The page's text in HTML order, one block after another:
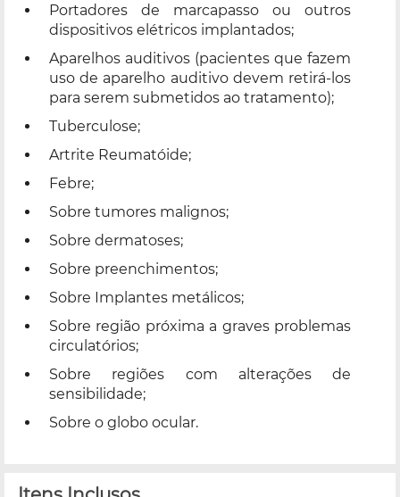
Portadores de marcapasso ou outros
dispositivos elétricos implantados;
Aparelhos auditivos (pacientes que fazem
uso de aparelho auditivo devem retirá-los
para serem submetidos ao tratamento);
Tuberculose;
Artrite Reumatóide;
Febre;
Sobre tumores malignos;
Sobre dermatoses;
Sobre preenchimentos;
Sobre Implantes metálicos;
Sobre região próxima a graves problemas
circulatórios;
Sobre regiões com alterações de
sensibilidade;
Sobre o globo ocular.